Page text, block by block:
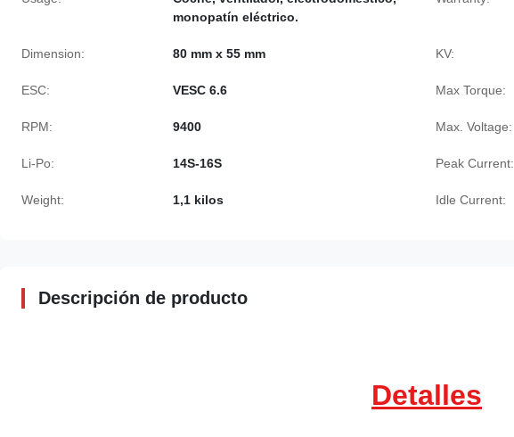
monopatín eléctrico.
Dimension: 80 mm x 55 mm KV:
ESC: VESC 6.6 Max Torque:
RPM: 9400 Max. Voltage:
Li-Po: 14S-16S Peak Current:
Weight: 1,1 kilos Idle Current:
Descripción de producto
Detalles